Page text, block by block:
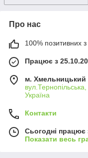
Про нас
100% позитивних з
Працює з
м. Хмельницький
Україна
Контакти
Сьогодні працює
Показати весь